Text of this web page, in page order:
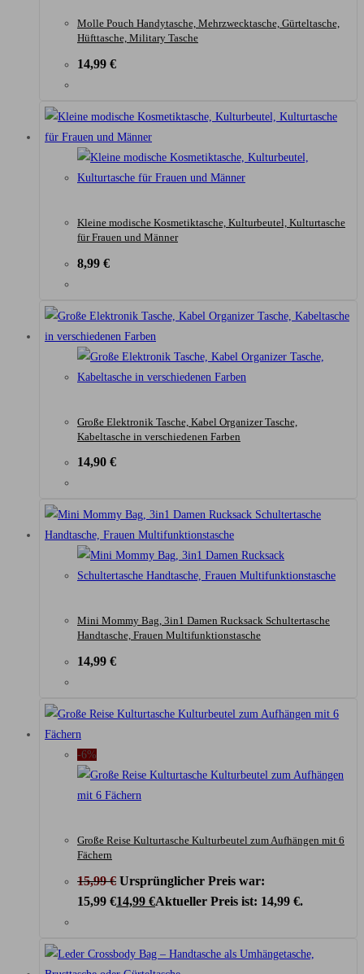
Molle Pouch Handytasche, Mehrzwecktasche, Gürteltasche,
Hüfttasche, Military Tasche
14,99 €
Kleine modische Kosmetiktasche, Kulturbeutel, Kulturtasche
für Frauen und Männer
8,99 €
Große Elektronik Tasche, Kabel Organizer Tasche,
Kabeltasche in verschiedenen Farben
14,90 €
Mini Mommy Bag, 3in1 Damen Rucksack Schultertasche
Handtasche, Frauen Multifunktionstasche
14,99 €
-6%
Große Reise Kulturtasche Kulturbeutel zum Aufhängen mit 6
Fächern
15,99€ Ursprünglicher Preis war:
15,99 €14,99 €Aktueller Preis ist: 14,99 €.